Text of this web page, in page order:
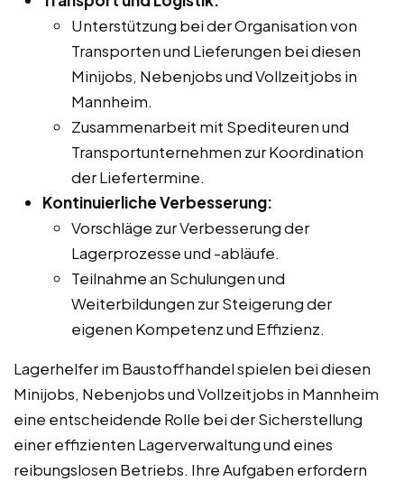
Unterstützung bei der Organisation von
Transporten und Lieferungen bei diesen
Minijobs, Nebenjobs und Vollzeitjobs in
Mannheim.
Zusammenarbeit mit Spediteuren und
Transportunternehmen zur Koordination
der Liefertermine.
Kontinuierliche Verbesserung:
Vorschläge zur Verbesserung der
Lagerprozesse und -abläufe.
Teilnahme an Schulungen und
Weiterbildungen zur Steigerung der
eigenen Kompetenz und Effizienz.
Lagerhelfer im Baustoffhandel spielen bei diesen
Minijobs, Nebenjobs und Vollzeitjobs in Mannheim
eine entscheidende Rolle bei der Sicherstellung
einer effizienten Lagerverwaltung und eines
reibungslosen Betriebs. Ihre Aufgaben erfordern